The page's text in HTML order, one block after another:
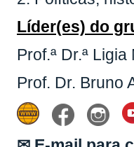
Líder(es) do
Prof.ª Dr.ª
Prof. Dr. Bruno